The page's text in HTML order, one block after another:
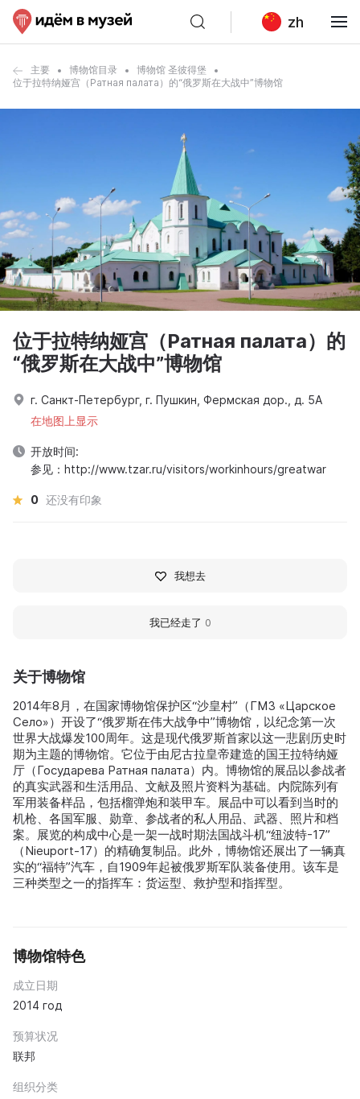
zh
主要 博物馆目录
博物馆 圣彼得堡
位于拉特纳娅宫（Ратная палата）的“俄罗斯在大战中”博物馆
关于博物馆
2014年8月，在国家博物馆保护区“沙皇村”（ГМЗ «Царское
Село»）开设了“俄罗斯在伟大战争中”博物馆，以纪念第一次
世界大战爆发100周年。这是现代俄罗斯首家以这一悲剧历史时
期为主题的博物馆。它位于由尼古拉皇帝建造的国王拉特纳娅
厅（Государева Ратная палата）内。博物馆的展品以参战者
的真实武器和生活用品、文献及照片资料为基础。内院陈列有
军用装备样品，包括榴弹炮和装甲车。展品中可以看到当时的
机枪、各国军服、勋章、参战者的私人用品、武器、照片和档
案。展览的构成中心是一架一战时期法国战斗机“纽波特-17”
（Nieuport-17）的精确复制品。此外，博物馆还展出了一辆真
实的“福特”汽车，自1909年起被俄罗斯军队装备使用。该车是
三种类型之一的指挥车：货运型、救护型和指挥型。
博物馆特色
成立日期
2014 год
预算状况
联邦
组织分类
位于拉特纳娅宫（Ратная палата）的
“俄罗斯在大战中”博物馆
г. Санкт-Петербург, г. Пушкин, Фермская дор., д. 5А
在地图上显示
开放时间:
参见：http://www.tzar.ru/visitors/workinhours/greatwar
0 还没有印象
我想去
我已经走了 0